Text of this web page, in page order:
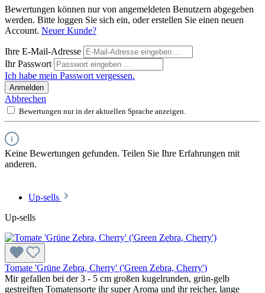
Bewertungen können nur von angemeldeten Benutzern abgegeben
werden. Bitte loggen Sie sich ein, oder erstellen Sie einen neuen
Account. Neuer Kunde?
Ihre E-Mail-Adresse
Ihr Passwort
Ich habe mein Passwort vergessen.
Anmelden
Abbrechen
Bewertungen nur in der aktuellen Sprache anzeigen.
Keine Bewertungen gefunden. Teilen Sie Ihre Erfahrungen mit
anderen.
Up-sells
Up-sells
Tomate 'Grüne Zebra, Cherry' ('Green Zebra, Cherry')
Mir gefallen bei der 3 - 5 cm großen kugelrunden, grün-gelb
gestreiften Tomatensorte ihr super Aroma und ihr reicher, lange